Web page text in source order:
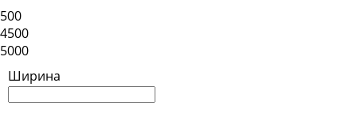
500
4500
5000
Ширина